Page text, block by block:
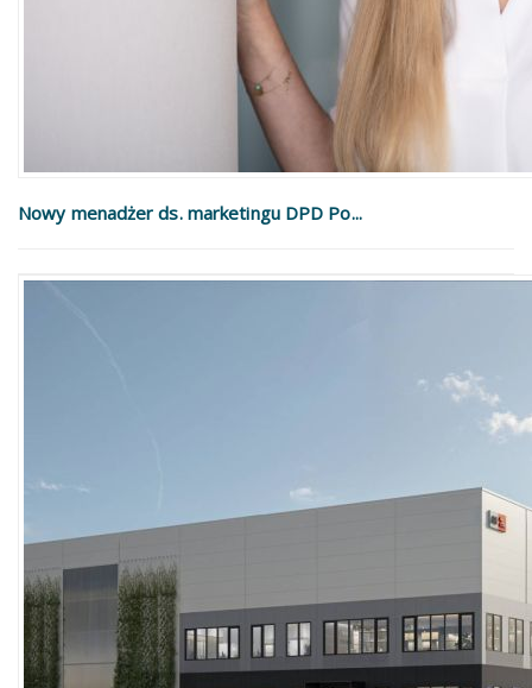
Nowy menadżer ds. marketingu DPD Po...